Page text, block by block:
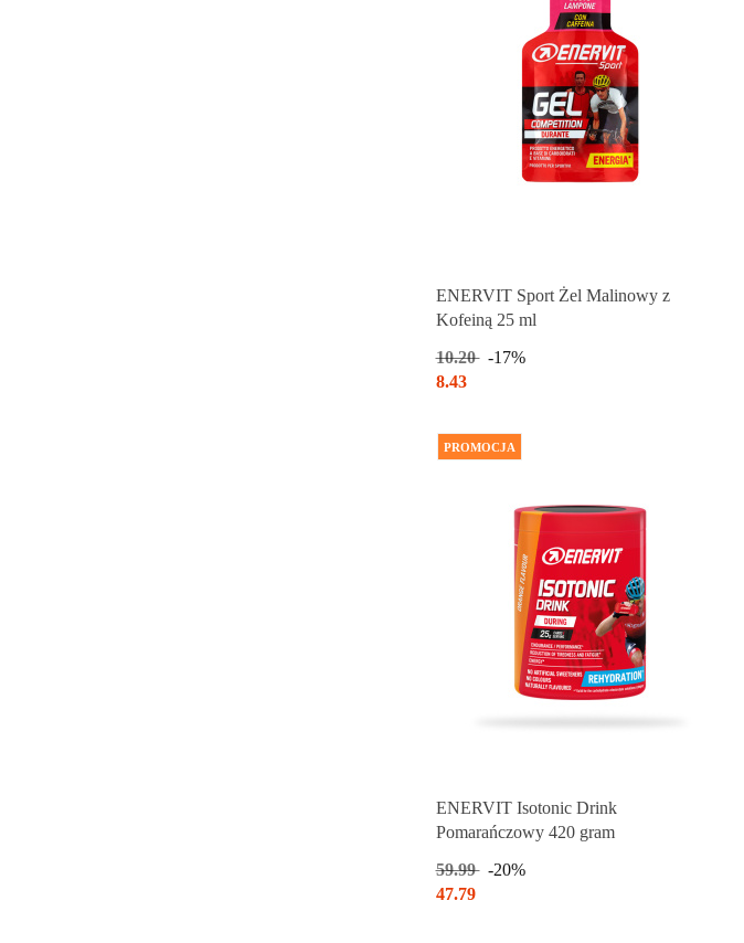
ENERVIT Sport Żel Malinowy z
Kofeiną 25 ml
10.20
-17%
8.43
PROMOCJA
ENERVIT Isotonic Drink
Pomarańczowy 420 gram
59.99
-20%
47.79